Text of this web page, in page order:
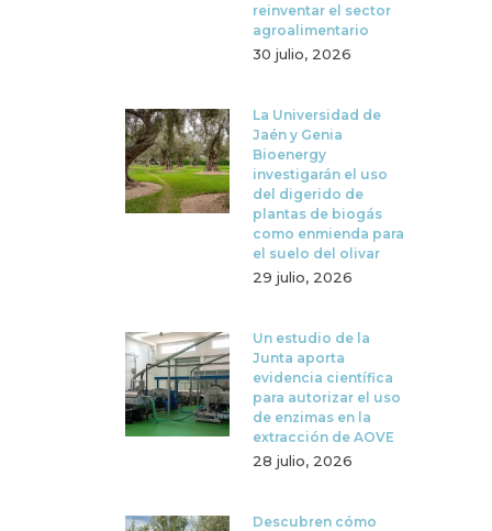
reinventar el sector
agroalimentario
30 julio, 2026
La Universidad de
Jaén y Genia
Bioenergy
investigarán el uso
del digerido de
plantas de biogás
como enmienda para
el suelo del olivar
29 julio, 2026
Un estudio de la
Junta aporta
evidencia científica
para autorizar el uso
de enzimas en la
extracción de AOVE
28 julio, 2026
Descubren cómo